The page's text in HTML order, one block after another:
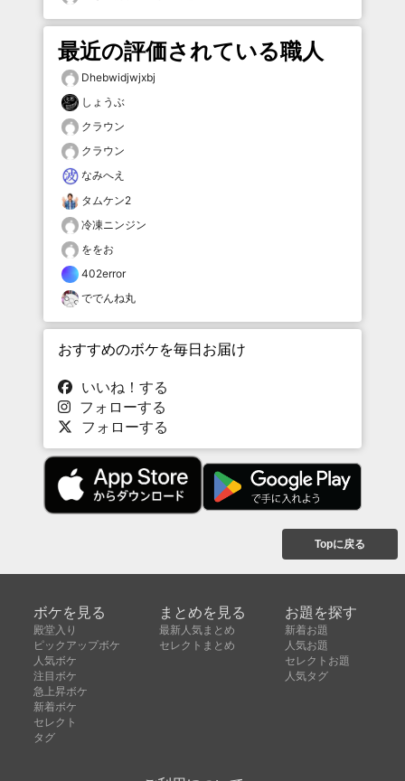
最近の評価されている職人
Dhebwidjwjxbj
しょうぶ
クラウン
クラウン
なみへえ
タムケン2
冷凍ニンジン
ををお
402error
ででんね丸
おすすめのボケを毎日お届け
いいね！する
フォローする
フォローする
Topに戻る
ボケを見る
殿堂入り
ピックアップボケ
人気ボケ
注目ボケ
急上昇ボケ
新着ボケ
セレクト
タグ
まとめを見る
最新人気まとめ
セレクトまとめ
お題を探す
新着お題
人気お題
セレクトお題
人気タグ